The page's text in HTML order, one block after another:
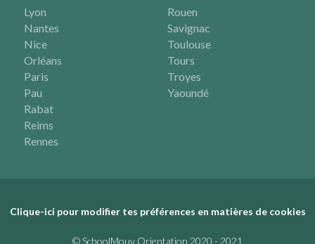
Lyon
Nantes
Nice
Orléans
Paris
Pau
Rabat
Reims
Rennes
Rouen
Savignac
Toulouse
Tours
Troyes
Yaoundé
Clique-ici pour modifier tes préférences en matières de cookies
© SchoolMouv Orientation 2020 - 2021